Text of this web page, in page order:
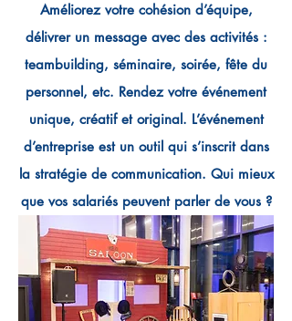
Améliorez votre cohésion d’équipe,
délivrer un message avec des activités :
teambuilding, séminaire, soirée, fête du
personnel, etc. Rendez votre événement
unique, créatif et original. L’événement
d’entreprise est un outil qui s’inscrit dans
la stratégie de communication. Qui mieux
que vos salariés peuvent parler de vous ?